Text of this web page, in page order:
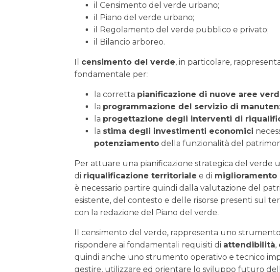
il Censimento del verde urbano;
il Piano del verde urbano;
il Regolamento del verde pubblico e privato;
il Bilancio arboreo.
censimento del verde, in particolare,
fondamentale per:
la corretta pianificazione di nuove aree
la programmazione del servizio di
la progettazione degli interventi di
la stima degli investimenti economici
potenziamento della funzionalità del
Per attuare una pianificazione strategica del verde
di riqualificazione territoriale e di miglioramento
è necessario partire quindi dalla valutazione del
esistente, del contesto e delle risorse presenti sul
con la redazione del Piano del verde.
Il censimento del verde, rappresenta uno
rispondere ai fondamentali requisiti di attendibilità,
quindi anche uno strumento operativo e tecnico
gestire, utilizzare ed orientare lo sviluppo futuro